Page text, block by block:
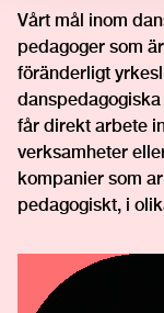
Vårt mål inom
pedagoger som
föränderligt
får direkt arbete
verksamheter
kompanier som
pedagogiskt, i